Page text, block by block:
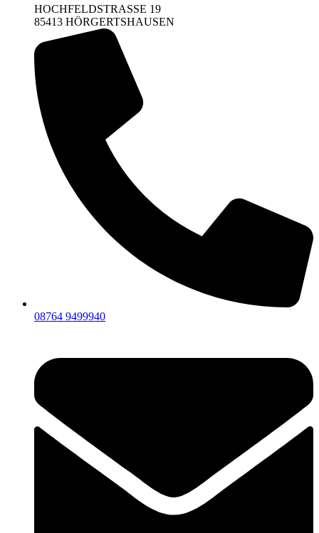
HOCHFELDSTRASSE 19
85413 HÖRGERTSHAUSEN
08764 9499940